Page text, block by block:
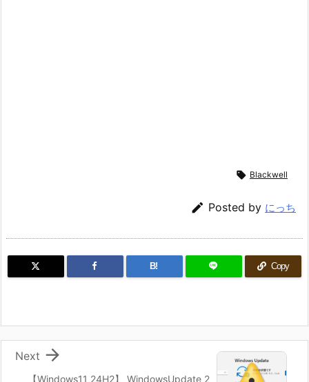
 Blackwell
 Posted by にっち
B! Copy
【Windows11 24H2】 WindowsUpdate 2

Next